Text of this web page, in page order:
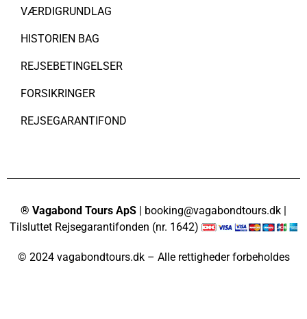
VÆRDIGRUNDLAG
HISTORIEN BAG
REJSEBETINGELSER
FORSIKRINGER
REJSEGARANTIFOND
® Vagabond Tours ApS | booking@vagabondtours.dk |
Tilsluttet Rejsegarantifonden (nr. 1642)
© 2024 vagabondtours.dk – Alle rettigheder forbeholdes